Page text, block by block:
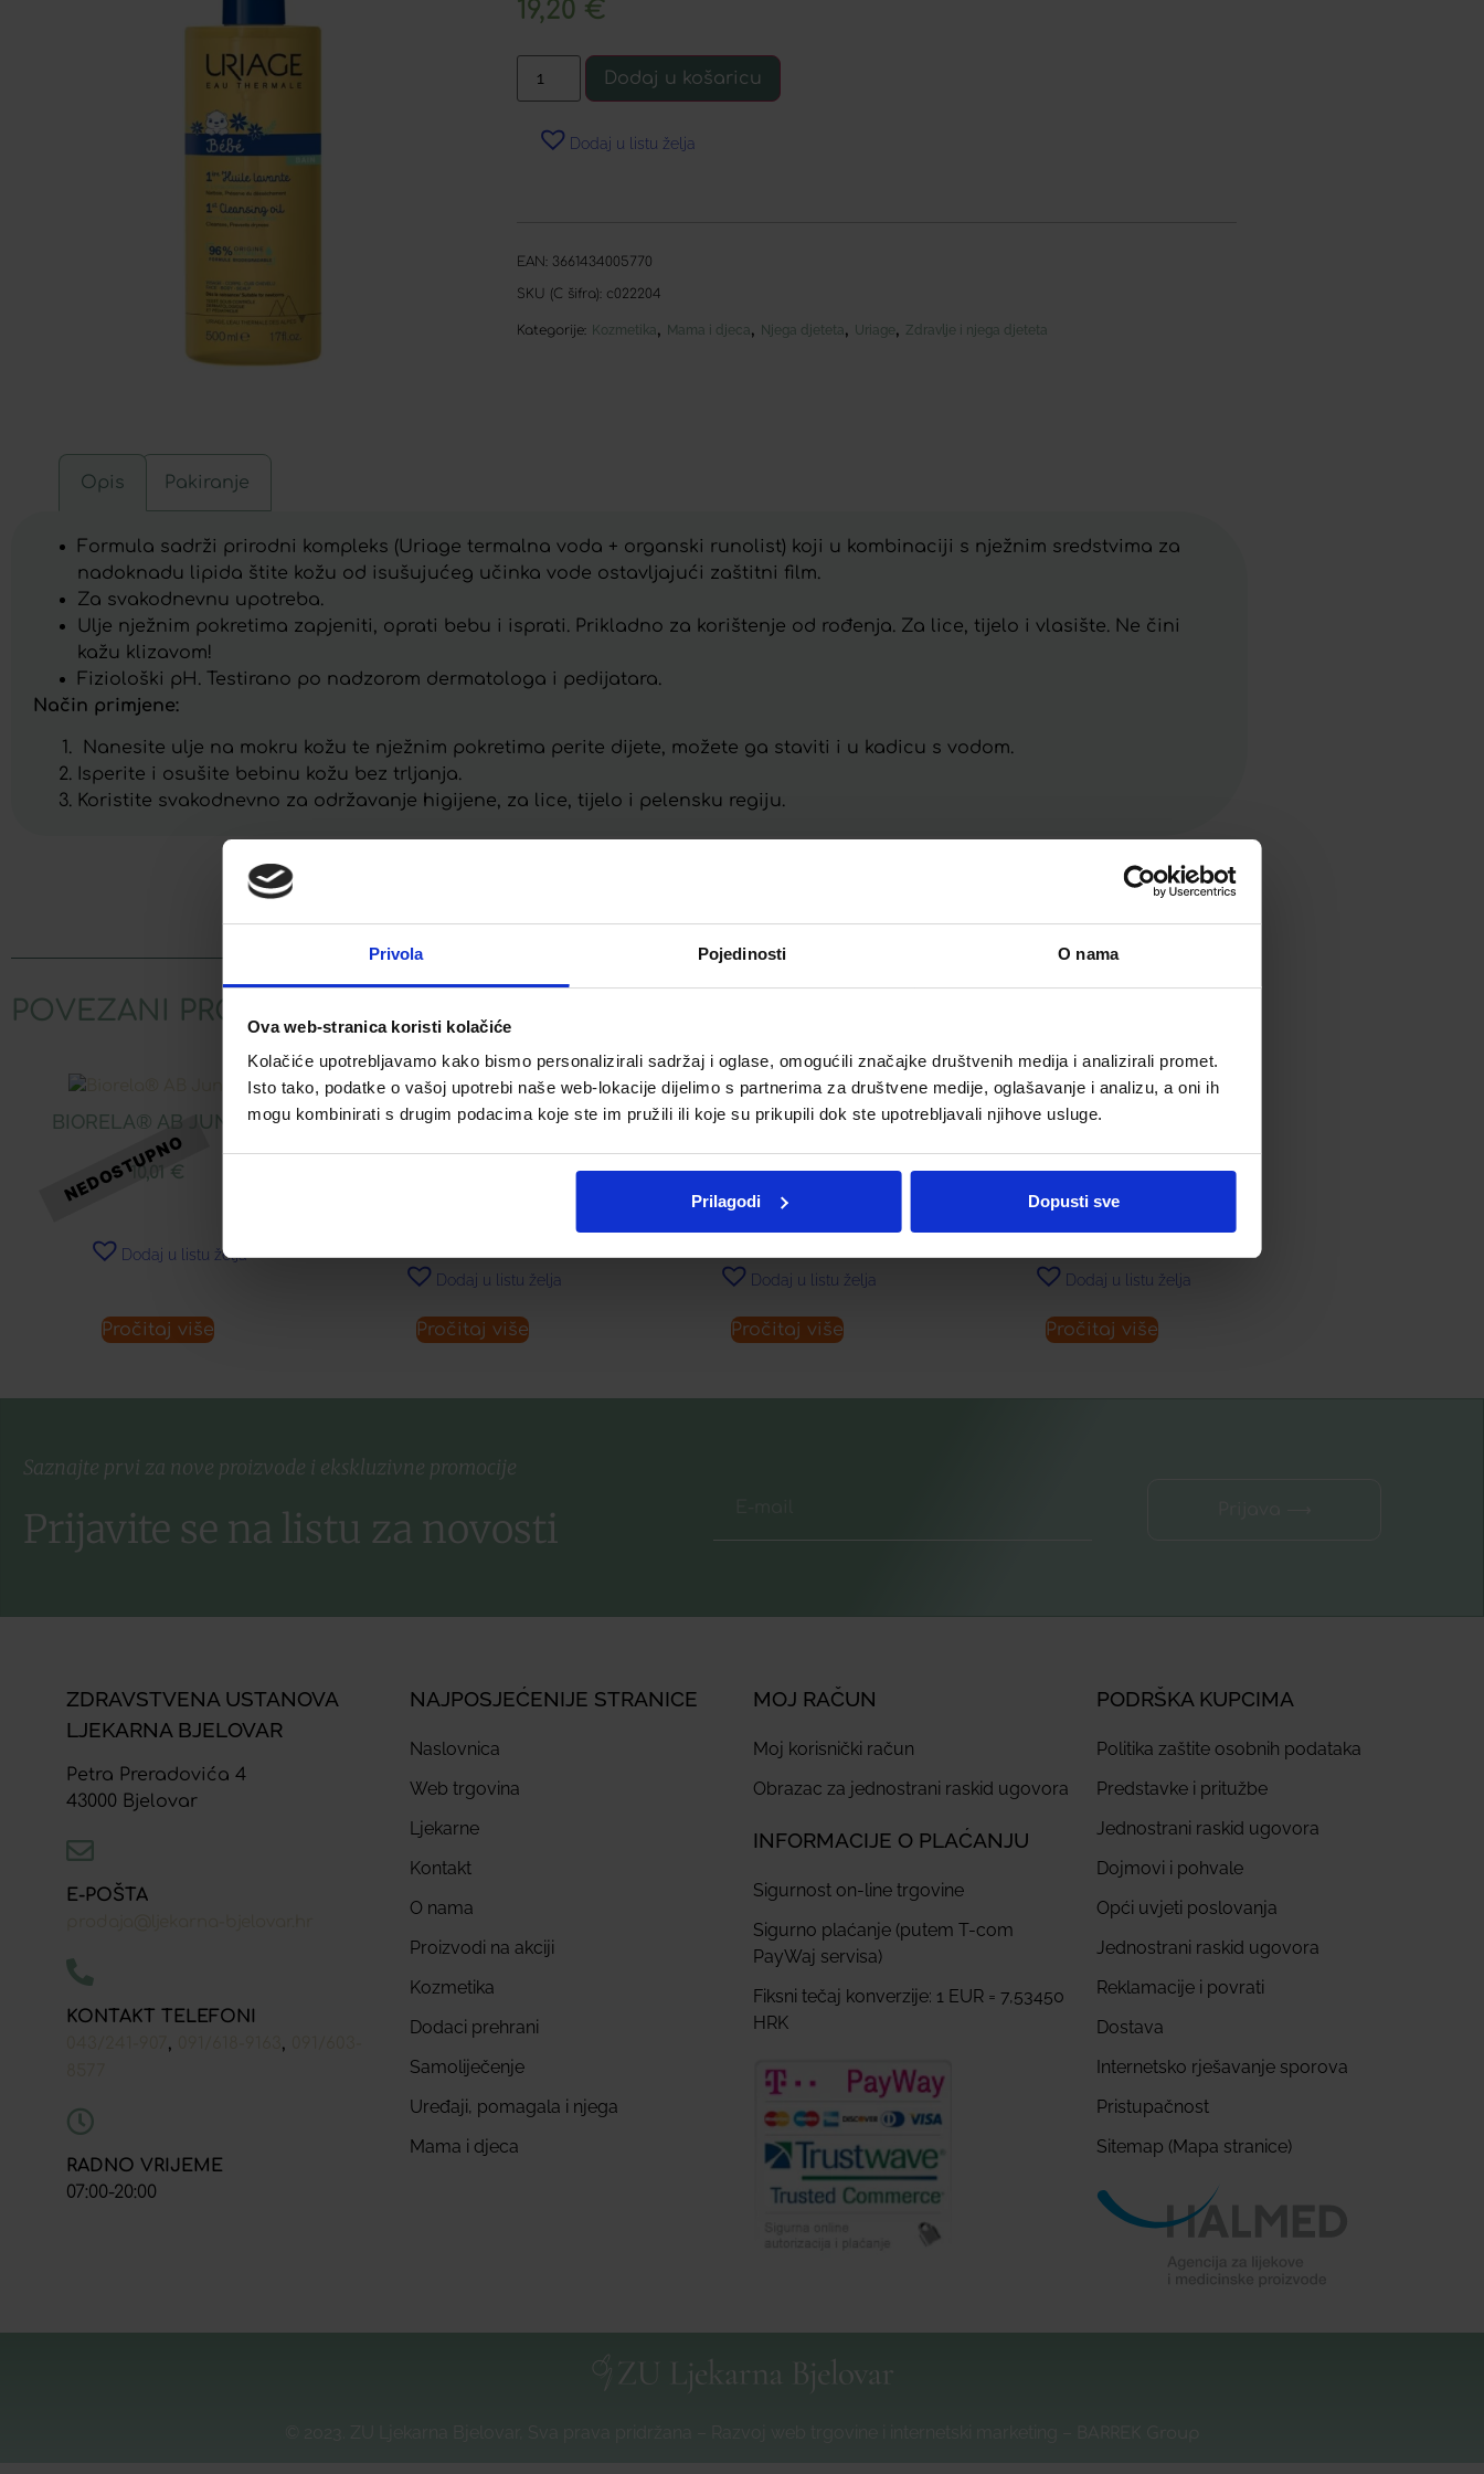
Privola Pojedinosti O nama
Ova web-stranica koristi kolačiće
Kolačiće upotrebljavamo kako bismo personalizirali sadržaj i oglase, omogućili značajke društvenih medija i analizirali promet.
Isto tako, podatke o vašoj upotrebi naše web-lokacije dijelimo s partnerima za društvene medije, oglašavanje i analizu, a oni ih
mogu kombinirati s drugim podacima koje ste im pružili ili koje su prikupili dok ste upotrebljavali njihove usluge.
Prilagodi Dopusti sve
19,20 €
Dodaj u košaricu
Dodaj u listu želja
EAN: 3661434005770
SKU (C šifra): c022204
Kategorije: Kozmetika, Mama i djeca, Njega djeteta, Uriage, Zdravlje i njega djeteta
Opis Pakiranje
Formula sadrži prirodni kompleks (Uriage termalna voda + organski runolist) koji u kombinaciji s nježnim sredstvima za
nadoknadu lipida štite kožu od isušujućeg učinka vode ostavljajući zaštitni film.
Za svakodnevnu upotreba.
Ulje nježnim pokretima zapjeniti, oprati bebu i isprati. Prikladno za korištenje od rođenja. Za lice, tijelo i vlasište. Ne čini
kažu klizavom!
Fiziološki pH. Testirano po nadzorom dermatologa i pedijatara.
Način primjene:
Nanesite ulje na mokru kožu te nježnim pokretima perite dijete, možete ga staviti i u kadicu s vodom.
Isperite i osušite bebinu kožu bez trljanja.
Koristite svakodnevno za održavanje higijene, za lice, tijelo i pelensku regiju.
POVEZANI PROIZVODI
BIORELA® AB JUNIOR
10,01 €
Dodaj u listu želja
Pročitaj više
PHARMAS PRO BETA GLUKAN
Dodaj u listu želja
Pročitaj više
PRENATAL TABLETE Á 30 +
KAPSULE Á 30
Dodaj u listu želja
Pročitaj više
FOLIC ACTIVE KAPSULE (PHS)
Á 30
Dodaj u listu želja
Pročitaj više
Saznajte prvi za nove proizvode i ekskluzivne promocije
Prijavite se na listu za novosti
ZDRAVSTVENA USTANOVA
LJEKARNA BJELOVAR
Petra Preradovića 4
43000 Bjelovar
E-POŠTA
KONTAKT TELEFONI
, ,
RADNO VRIJEME
07:00-20:00
NAJPOSJEĆENIJE STRANICE
Naslovnica
Web trgovina
Ljekarne
Kontakt
O nama
Proizvodi na akciji
Kozmetika
Dodaci prehrani
Samoliječenje
Uređaji, pomagala i njega
Mama i djeca
MOJ RAČUN
Moj korisnički račun
Obrazac za jednostrani raskid ugovora
INFORMACIJE O PLAĆANJU
Sigurnost on-line trgovine
Sigurno plaćanje (putem T-com
PayWaj servisa)
Fiksni tečaj konverzije: 1 EUR = 7,53450
HRK
PODRŠKA KUPCIMA
Politika zaštite osobnih podataka
Predstavke i pritužbe
Jednostrani raskid ugovora
Dojmovi i pohvale
Opći uvjeti poslovanja
Jednostrani raskid ugovora
Reklamacije i povrati
Dostava
Internetsko rješavanje sporova
Pristupačnost
Sitemap (Mapa stranice)